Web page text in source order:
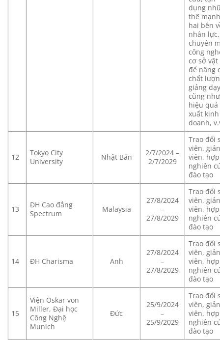
dụng
thế
hai bên
nhân lực,
chuyên
công
cơ sở
để nâng
chất
giảng
cũng như
hiệu quả
xuất kinh
doanh,
12
Tokyo City
University
Nhật Bản
2/7/2024 –
2/7/2029
Trao đổi
viên,
viên,
nghiên
đào tạo
13
ĐH Cao đẳng
Spectrum
Malaysia
27/8/2024
–
27/8/2029
Trao đổi
viên,
viên,
nghiên
đào tạo
14 ĐH Charisma Anh
27/8/2024
–
27/8/2029
Trao đổi
viên,
viên,
nghiên
đào tạo
15
Viện Oskar von
Miller, Đại học
Công Nghệ
Munich
Đức
25/9/2024
–
25/9/2029
Trao đổi
viên,
viên,
nghiên
đào tạo